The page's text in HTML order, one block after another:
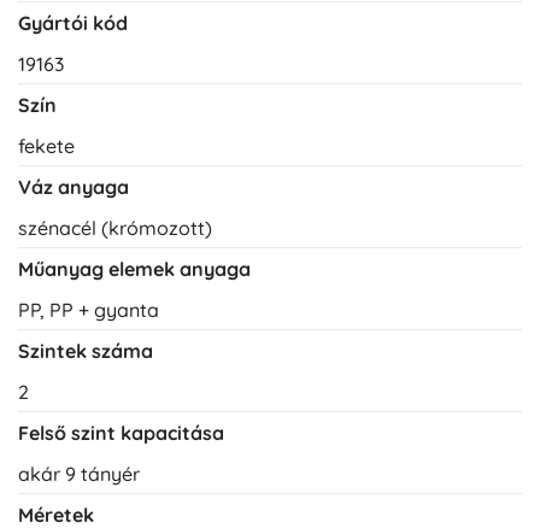
Gyártói kód
19163
Szín
fekete
Váz anyaga
szénacél (krómozott)
Műanyag elemek anyaga
PP, PP + gyanta
Szintek száma
2
Felső szint kapacitása
akár 9 tányér
Méretek